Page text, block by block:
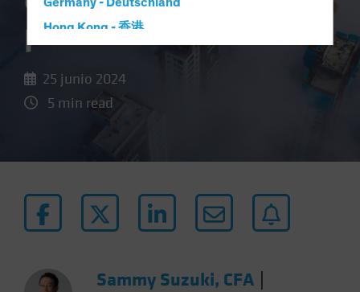
Hong Kong - 香港
Iceland
Italy - Italia
Netherlands
New Zealand
Other Asia-Pacific
panorama sombrío
25 junio 2024
5 min read
Sammy Suzuki, CFA